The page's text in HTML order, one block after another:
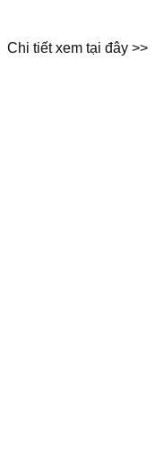
Chi tiết xem tại đây >>